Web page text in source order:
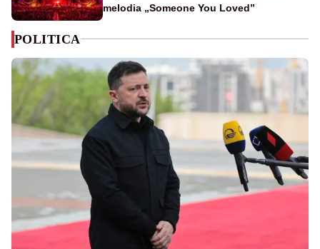
melodia „Someone You Loved”
POLITICA